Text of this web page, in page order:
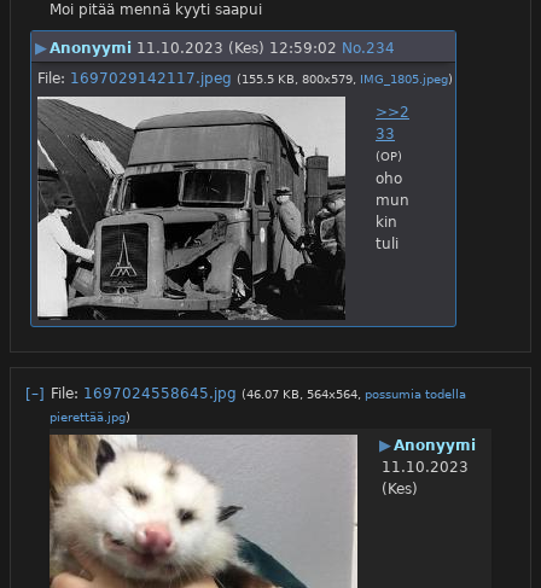
Moi pitää mennä kyyti saapui
▶Anonyymi 11.10.2023 (Kes) 12:59:02 No.234
File: 1697029142117.jpeg (155.5 KB, 800x579, IMG_1805.jpeg)
>>2
33
(OP)
oho
mun
kin
tuli
[–] File: 1697024558645.jpg (46.07 KB, 564x564, possumia todella
pierettää.jpg)
▶Anonyymi
11.10.2023
(Kes)